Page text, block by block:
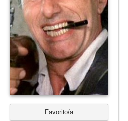
Favorito/a